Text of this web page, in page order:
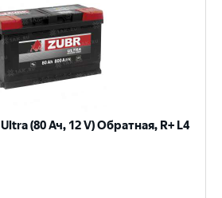
(80 Ач, 12 V) Обратная, R+ L4